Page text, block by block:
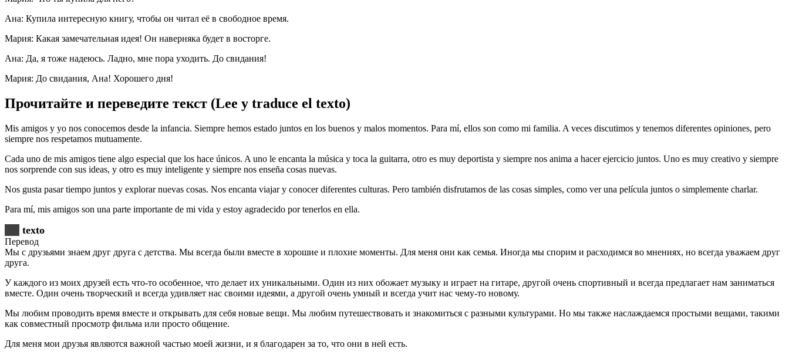
Ана: Купила интересную книгу, чтобы он читал её в свободное время.
Мария: Какая замечательная идея! Он наверняка будет в восторге.
Ана: Да, я тоже надеюсь. Ладно, мне пора уходить. До свидания!
Мария: До свидания, Ана! Хорошего дня!
Прочитайте и переведите текст (Lee y traduce el texto)
Mis amigos y yo nos conocemos desde la infancia. Siempre hemos estado juntos en los buenos y malos momentos. Para mí, ellos son como mi familia. A veces discutimos y tenemos diferentes opiniones, pero
siempre nos respetamos mutuamente.
Cada uno de mis amigos tiene algo especial que los hace únicos. A uno le encanta la música y toca la guitarra, otro es muy deportista y siempre nos anima a hacer ejercicio juntos. Uno es muy creativo y siempre
nos sorprende con sus ideas, y otro es muy inteligente y siempre nos enseña cosas nuevas.
Nos gusta pasar tiempo juntos y explorar nuevas cosas. Nos encanta viajar y conocer diferentes culturas. Pero también disfrutamos de las cosas simples, como ver una película juntos o simplemente charlar.
Para mí, mis amigos son una parte importante de mi vida y estoy agradecido por tenerlos en ella.
texto
Перевод
Мы с друзьями знаем друг друга с детства. Мы всегда были вместе в хорошие и плохие моменты. Для меня они как семья. Иногда мы спорим и расходимся во мнениях, но всегда уважаем друг
друга.
У каждого из моих друзей есть что-то особенное, что делает их уникальными. Один из них обожает музыку и играет на гитаре, другой очень спортивный и всегда предлагает нам заниматься
вместе. Один очень творческий и всегда удивляет нас своими идеями, а другой очень умный и всегда учит нас чему-то новому.
Мы любим проводить время вместе и открывать для себя новые вещи. Мы любим путешествовать и знакомиться с разными культурами. Но мы также наслаждаемся простыми вещами, такими
как совместный просмотр фильма или просто общение.
Для меня мои друзья являются важной частью моей жизни, и я благодарен за то, что они в ней есть.